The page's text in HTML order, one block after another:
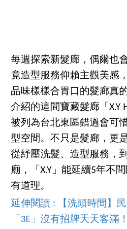
每週探索新髮廊，偶爾也
竟造型服務仰賴主觀美感
品味樣樣合胃口的髮廊真
介紹的這間寶藏髮廊「X.Y
被列為台北東區錯過會可
型空間。不只是髮廊，更
從紓壓洗髮、造型服務，
廟，「X.Y」能延續5年不
有道理。
延伸閱讀 : 【洗頭時間】
「3E」沒有招牌天天客滿